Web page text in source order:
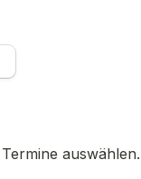
auswählen.